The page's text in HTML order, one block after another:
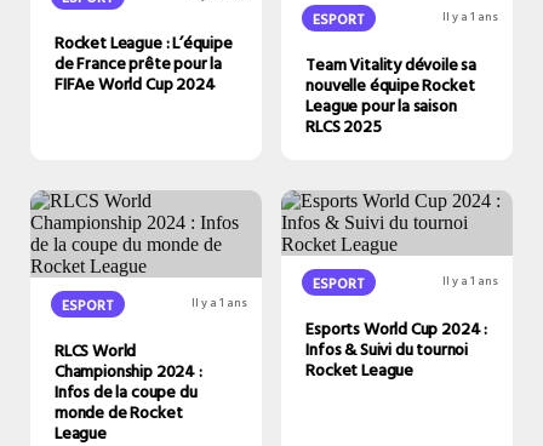
Rocket League : L’équipe
de France prête pour la
FIFAe World Cup 2024
ESPORT Il y a 1 ans
Team Vitality dévoile sa
nouvelle équipe Rocket
League pour la saison
RLCS 2025
ESPORT Il y a 1 ans
RLCS World
Championship 2024 :
Infos de la coupe du
monde de Rocket
League
ESPORT Il y a 1 ans
Esports World Cup 2024 :
Infos & Suivi du tournoi
Rocket League